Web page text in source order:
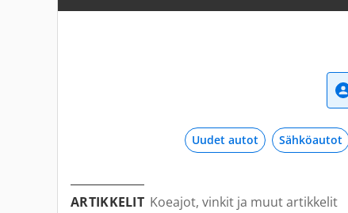
Uudet autot Sähköautot
ARTIKKELIT Koeajot, vinkit ja muut artikkelit